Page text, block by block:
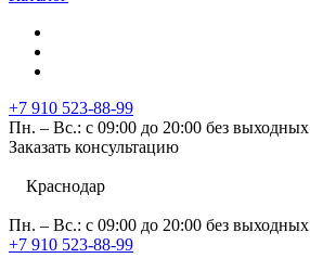
+7 910 523-88-99
Пн. – Вс.: с 09:00 до 20:00 без выходных
Заказать консультацию
Краснодар
Пн. – Вс.: с 09:00 до 20:00 без выходных
+7 910 523-88-99